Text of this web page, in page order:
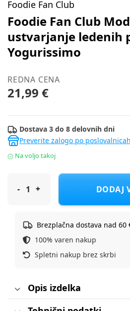
Foodie Fan Club
Foodie Fan Club
ustvarjanje ledenih
Yogurissimo
REDNA CENA
21,99 €
Dostava 3 do 8 delovnih dni
Preverite zalogo po poslovalnicah
Na voljo takoj
Foodie Fan Club Modelčki za
DODAJ
Brezplačna dostava nad 60
100% varen nakup
Spletni nakup brez skrbi
Opis izdelka